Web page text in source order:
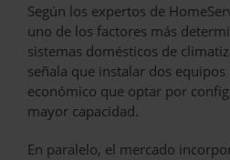
Según los expertos de
uno de los factores más
sistemas domésticos de
señala que instalar dos
económico que optar por
mayor capacidad.
En paralelo, el mercado